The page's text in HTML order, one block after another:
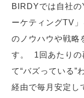
BIRDYでは自社
ーケティングTV
のノウハウや戦略
す。 1回あたりの
て“バズっている”
経由で毎月安定し